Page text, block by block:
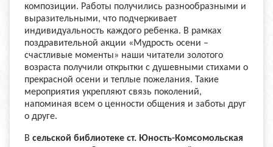
композиции. Работы получились разнообразными и
выразительными, что подчеркивает
индивидуальность каждого ребенка. В рамках
поздравительной акции «Мудрость осени –
счастливые моменты» наши читатели золотого
возраста получили открытки с душевными стихами о
прекрасной осени и теплые пожелания. Такие
мероприятия укрепляют связь поколений,
напоминая всем о ценности общения и заботы друг
о друге.
В сельской библиотеке ст. Юность-Комсомольская